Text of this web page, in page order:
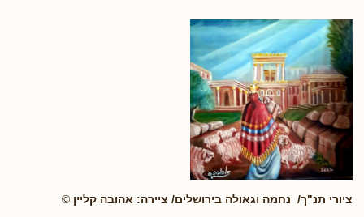
ציורי תנ"ך/ נחמה וגאולה בירושלים/ ציירה: אהובה קליין ©